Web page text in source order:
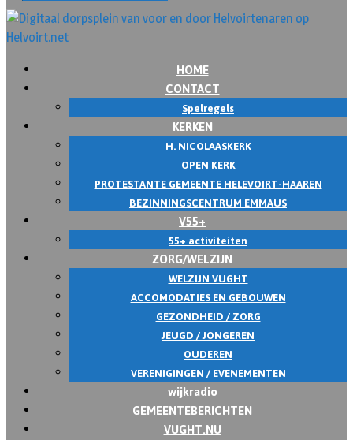
HOME
CONTACT
Spelregels
KERKEN
H. NICOLAASKERK
OPEN KERK
PROTESTANTE GEMEENTE HELEVOIRT-HAAREN
BEZINNINGSCENTRUM EMMAUS
V55+
55+ activiteiten
ZORG/WELZIJN
WELZIJN VUGHT
ACCOMODATIES EN GEBOUWEN
GEZONDHEID / ZORG
JEUGD / JONGEREN
OUDEREN
VERENIGINGEN / EVENEMENTEN
wijkradio
GEMEENTEBERICHTEN
VUGHT.NU